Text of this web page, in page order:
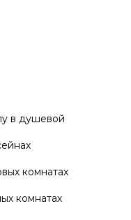
в душевой
комнатах
комнатах